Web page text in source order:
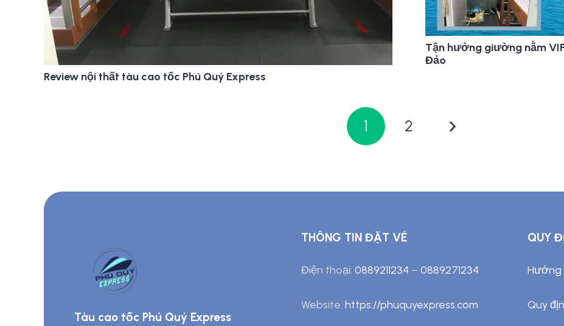
Review nội thất tàu cao tốc Phú Quý Express
Tận hưởng giường nằm
Đảo
1 2
Tàu cao tốc Phú Quý Express
THÔNG TIN ĐẶT VÉ
Điện thoại: 0889211234 – 0889271234
Website: https://phuquyexpress.com
QUY
Quy